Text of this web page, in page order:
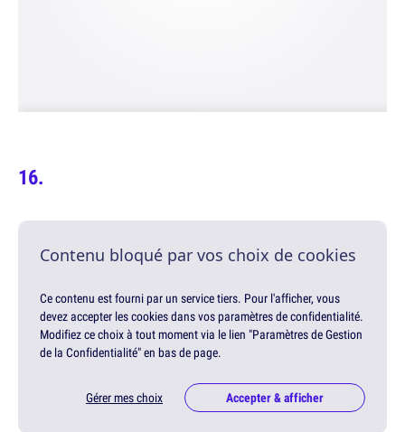
Contenu bloqué par vos choix de cookies
Ce contenu est fourni par un service tiers. Pour l'afficher, vous
devez accepter les cookies dans vos paramètres de confidentialité.
Modifiez ce choix à tout moment via le lien "Paramètres de Gestion
de la Confidentialité" en bas de page.
Gérer mes choix Accepter & afficher